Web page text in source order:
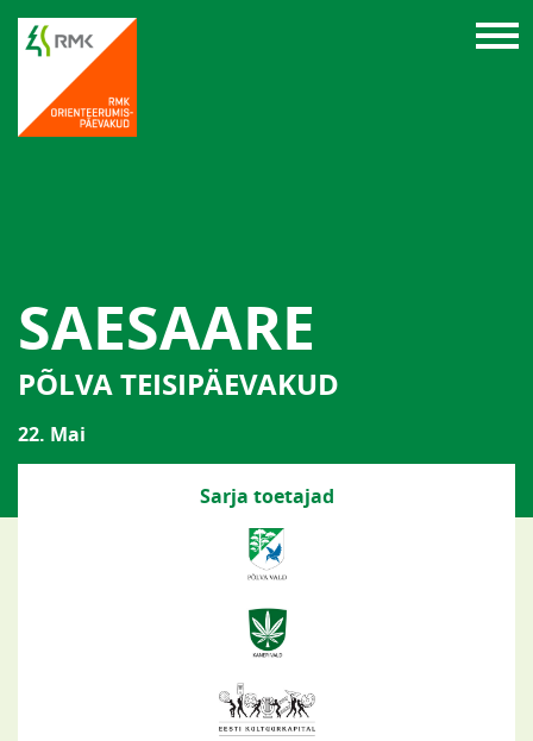
SAESAARE
PÕLVA TEISIPÄEVAKUD
22. Mai
Sarja toetajad